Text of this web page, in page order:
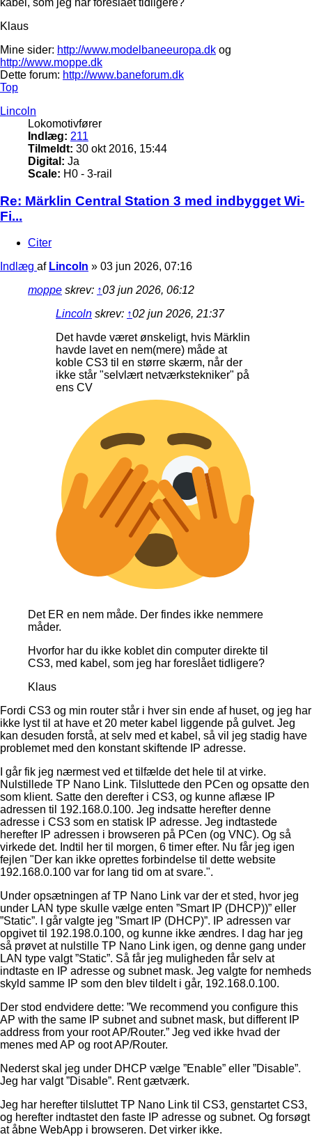
kabel, som jeg har foreslået tidligere?
Klaus
Mine sider: http://www.modelbaneeuropa.dk og
http://www.moppe.dk
Dette forum: http://www.baneforum.dk
Top
Lincoln
Lokomotivfører
Indlæg: 211
Tilmeldt: 30 okt 2016, 15:44
Digital: Ja
Scale: H0 - 3-rail
Re: Märklin Central Station 3 med indbygget Wi-
Fi...
Citer
Indlæg af Lincoln » 03 jun 2026, 07:16
moppe skrev: ↑03 jun 2026, 06:12
Lincoln skrev: ↑02 jun 2026, 21:37
Det havde været ønskeligt, hvis Märklin
havde lavet en nem(mere) måde at
koble CS3 til en større skærm, når der
ikke står "selvlært netværkstekniker" på
ens CV
Det ER en nem måde. Der findes ikke nemmere
måder.
Hvorfor har du ikke koblet din computer direkte til
CS3, med kabel, som jeg har foreslået tidligere?
Klaus
Fordi CS3 og min router står i hver sin ende af huset, og jeg har
ikke lyst til at have et 20 meter kabel liggende på gulvet. Jeg
kan desuden forstå, at selv med et kabel, så vil jeg stadig have
problemet med den konstant skiftende IP adresse.
I går fik jeg nærmest ved et tilfælde det hele til at virke.
Nulstillede TP Nano Link. Tilsluttede den PCen og opsatte den
som klient. Satte den derefter i CS3, og kunne aflæse IP
adressen til 192.168.0.100. Jeg indsatte herefter denne
adresse i CS3 som en statisk IP adresse. Jeg indtastede
herefter IP adressen i browseren på PCen (og VNC). Og så
virkede det. Indtil her til morgen, 6 timer efter. Nu får jeg igen
fejlen "Der kan ikke oprettes forbindelse til dette website
192.168.0.100 var for lang tid om at svare.".
Under opsætningen af TP Nano Link var der et sted, hvor jeg
under LAN type skulle vælge enten ”Smart IP (DHCP))” eller
”Static”. I går valgte jeg ”Smart IP (DHCP)”. IP adressen var
opgivet til 192.198.0.100, og kunne ikke ændres. I dag har jeg
så prøvet at nulstille TP Nano Link igen, og denne gang under
LAN type valgt ”Static”. Så får jeg muligheden får selv at
indtaste en IP adresse og subnet mask. Jeg valgte for nemheds
skyld samme IP som den blev tildelt i går, 192.168.0.100.
Der stod endvidere dette: ”We recommend you configure this
AP with the same IP subnet and subnet mask, but different IP
address from your root AP/Router.” Jeg ved ikke hvad der
menes med AP og root AP/Router.
Nederst skal jeg under DHCP vælge ”Enable” eller ”Disable”.
Jeg har valgt ”Disable”. Rent gætværk.
Jeg har herefter tilsluttet TP Nano Link til CS3, genstartet CS3,
og herefter indtastet den faste IP adresse og subnet. Og forsøgt
at åbne WebApp i browseren. Det virker ikke.